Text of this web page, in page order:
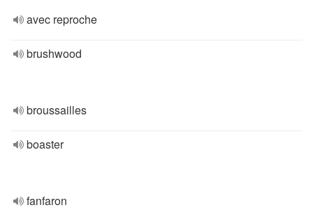
avec reproche
brushwood
broussailles
boaster
fanfaron